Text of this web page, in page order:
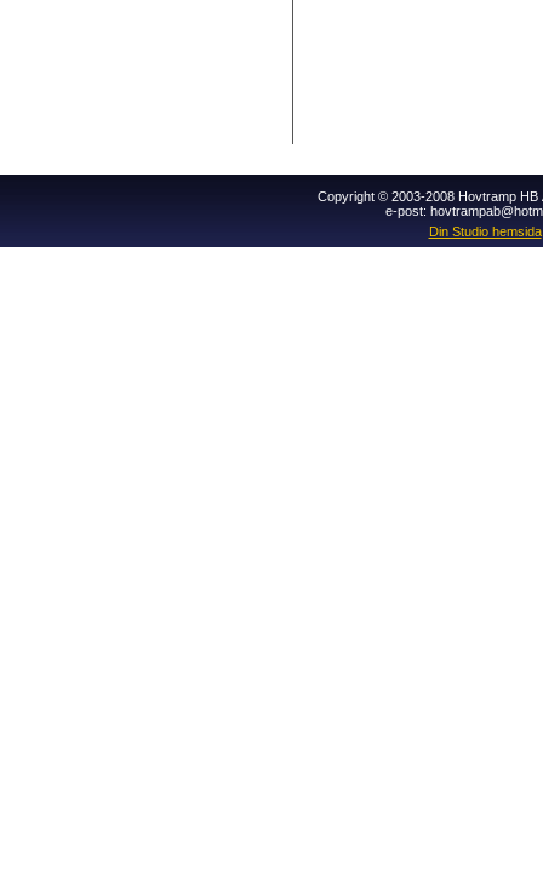
Copyright © 2003-2008 Hovtramp HB
e-post:
Din Studio hemsida